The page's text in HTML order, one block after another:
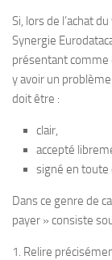
Si, lors de l’achat
Synergie
présentant comme
y avoir un
doit être :
clair,
accepté
signé en toute
Dans ce genre de
payer » consiste
1. Relire